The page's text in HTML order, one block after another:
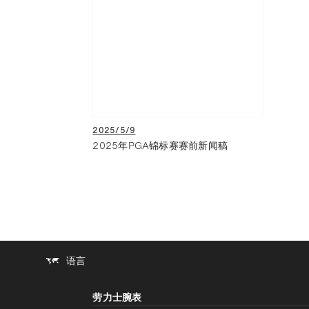
2025/5/9
2025年PGA锦标赛赛前新闻稿
语言
劳力士腕表